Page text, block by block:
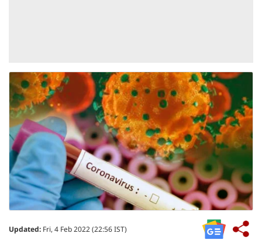
Updated: Fri, 4 Feb 2022 (22:56 IST)